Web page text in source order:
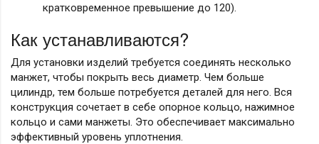
кратковременное превышение до 120).
Как устанавливаются?
Для установки изделий требуется соединять несколько
манжет, чтобы покрыть весь диаметр. Чем больше
цилиндр, тем больше потребуется деталей для него. Вся
конструкция сочетает в себе опорное кольцо, нажимное
кольцо и сами манжеты. Это обеспечивает максимально
эффективный уровень уплотнения.